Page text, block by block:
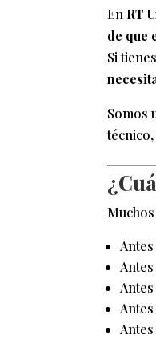
En RT
de que
Si
Somos